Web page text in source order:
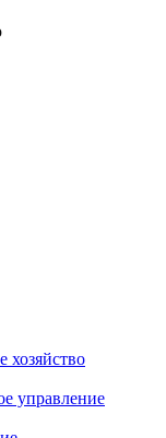
хозяйство
управление